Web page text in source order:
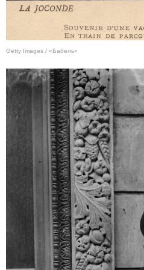
Getty Images / «Бабель»